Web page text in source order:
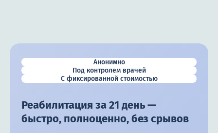
Анонимно
Под контролем врачей
С фиксированной стоимостью
Реабилитация за 21 день —
быстро, полноценно, без срывов